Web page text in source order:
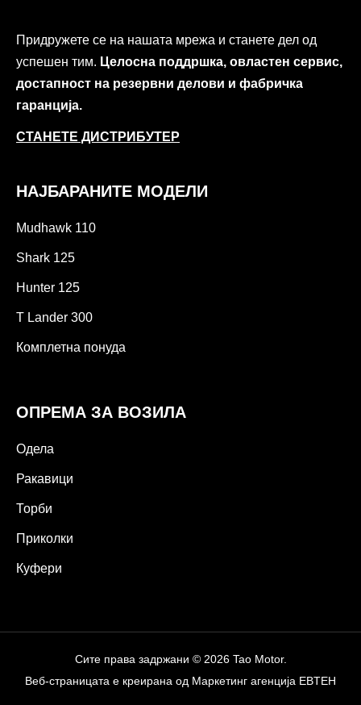
Придружете се на нашата мрежа и станете дел од
успешен тим. Целосна поддршка, овластен сервис,
достапност на резервни делови и фабричка
гаранција.
СТАНЕТЕ ДИСТРИБУТЕР
НАЈБАРАНИТЕ МОДЕЛИ
Mudhawk 110
Shark 125
Hunter 125
T Lander 300
Комплетна понуда
ОПРЕМА ЗА ВОЗИЛА
Одела
Ракавици
Торби
Приколки
Куфери
Сите права задржани © 2026 Tao Motor.
Веб-страницата е креирана од Маркетинг агенција EBTEH